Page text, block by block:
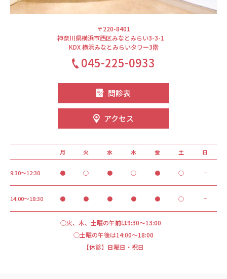
〒220-8401
神奈川県横浜市西区みなとみらい3-3-1
KDX 横浜みなとみらいタワー3階
045-225-0933
問診表
アクセス
月 火 水 木 金 土 日
9:30～12:30 ● ○ ● ○ ● ○ −
14:00～18:30 ● ● ● ● ● ○ −
○火、木、土曜の午前は9:30～13:00
○土曜の午後は14:00～18:00
【休診】日曜日・祝日